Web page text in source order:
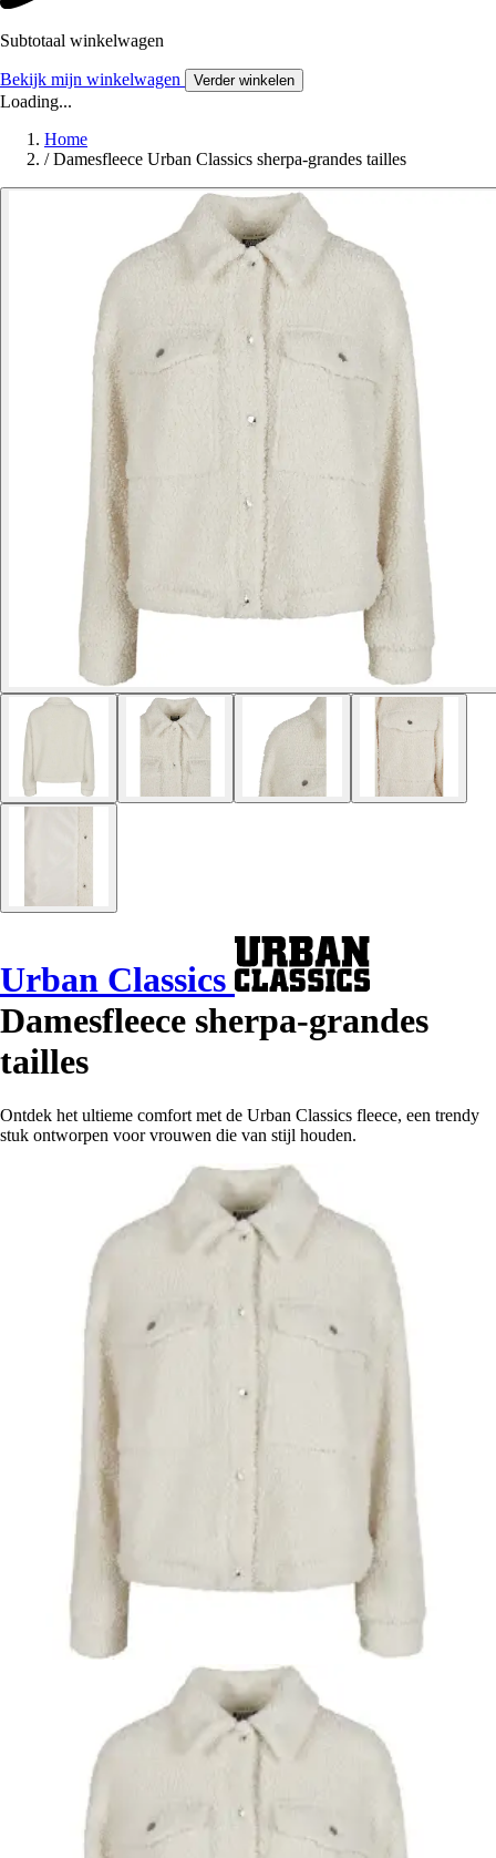
Subtotaal winkelwagen
Bekijk mijn winkelwagen Verder winkelen
Loading...
Home
/ Damesfleece Urban Classics sherpa-grandes tailles
Urban Classics
Damesfleece sherpa-grandes
tailles
Ontdek het ultieme comfort met de Urban Classics fleece, een trendy
stuk ontworpen voor vrouwen die van stijl houden.